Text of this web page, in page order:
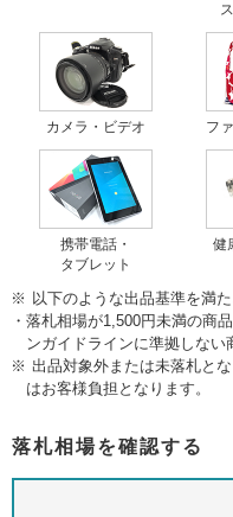
カメラ・ビデオ フ
携帯電話・
タブレット
健
以下のような出品基準を満
落札相場が1,500円未満の商
ンガイドラインに準拠しない
出品対象外または未落札と
はお客様負担となります。
落札相場を確認する